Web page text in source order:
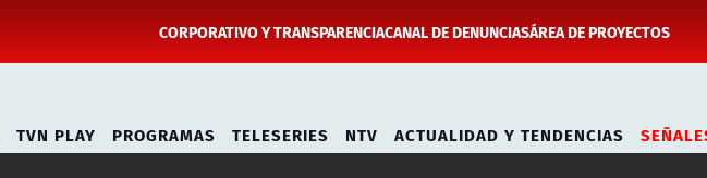
CORPORATIVO Y TRANSPARENCIACANAL DE DENUNCIASÁREA DE PROYECTOS
TVN PLAY PROGRAMAS TELESERIES NTV ACTUALIDAD Y TENDENCIAS